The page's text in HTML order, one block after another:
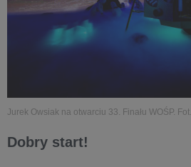
Jurek Owsiak na otwarciu 33. Finału WOŚP.
Dobry start!